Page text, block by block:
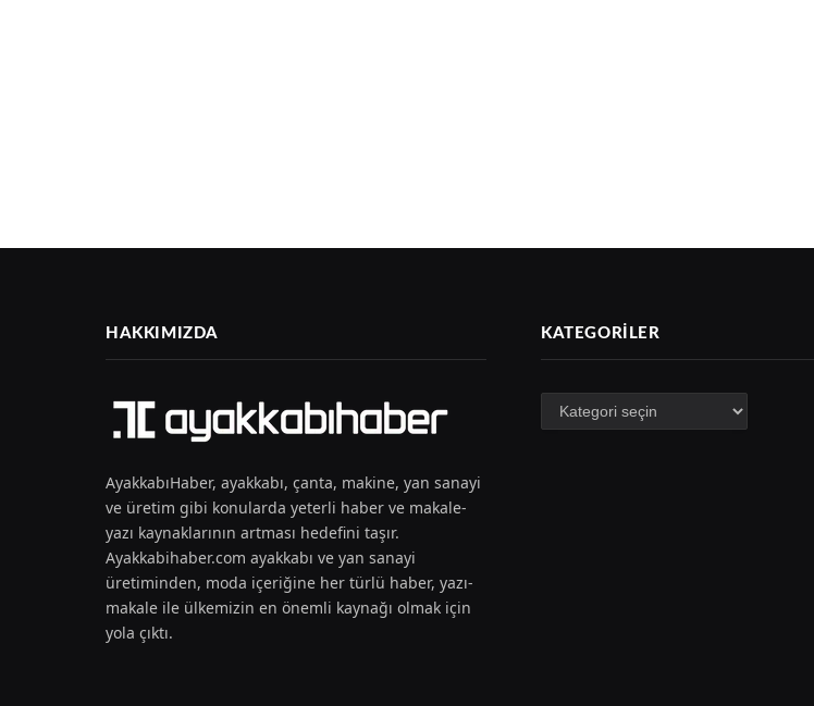
HAKKIMIZDA
AyakkabıHaber, ayakkabı, çanta, makine, yan sanayi
ve üretim gibi konularda yeterli haber ve makale-
yazı kaynaklarının artması hedefini taşır.
Ayakkabihaber.com ayakkabı ve yan sanayi
üretiminden, moda içeriğine her türlü haber, yazı-
makale ile ülkemizin en önemli kaynağı olmak için
yola çıktı.
KATEGORILER
Kategoriler